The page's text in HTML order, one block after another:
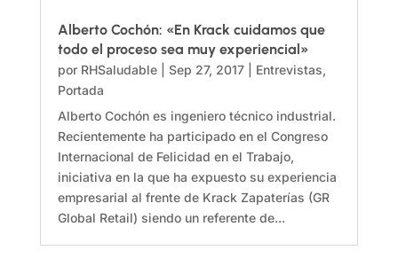
Alberto Cochón: «En Krack cuidamos que
todo el proceso sea muy experiencial»
por RHSaludable| Sep 27, 2017| Entrevistas,
Portada
Alberto Cochón es ingeniero técnico industrial.
Recientemente ha participado en el Congreso
Internacional de Felicidad en el Trabajo,
iniciativa en la que ha expuesto su experiencia
empresarial al frente de Krack Zapaterías (GR
Global Retail) siendo un referente de...